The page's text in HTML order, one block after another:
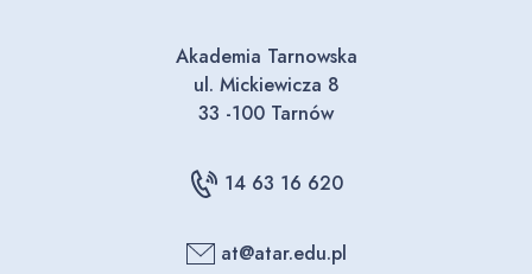
Akademia Tarnowska
ul. Mickiewicza 8
33 -100 Tarnów
14 63 16 620
at@atar.edu.pl